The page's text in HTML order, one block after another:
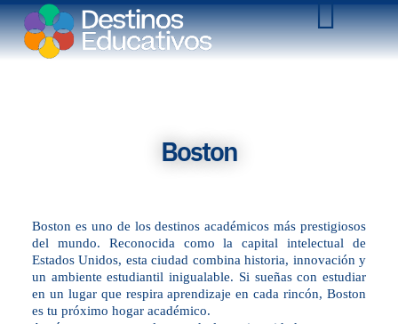
Boston
Boston es uno de los destinos académicos más prestigiosos
del mundo. Reconocida como la capital intelectual de
Estados Unidos, esta ciudad combina historia, innovación y
un ambiente estudiantil inigualable. Si sueñas con estudiar
en un lugar que respira aprendizaje en cada rincón, Boston
es tu próximo hogar académico.